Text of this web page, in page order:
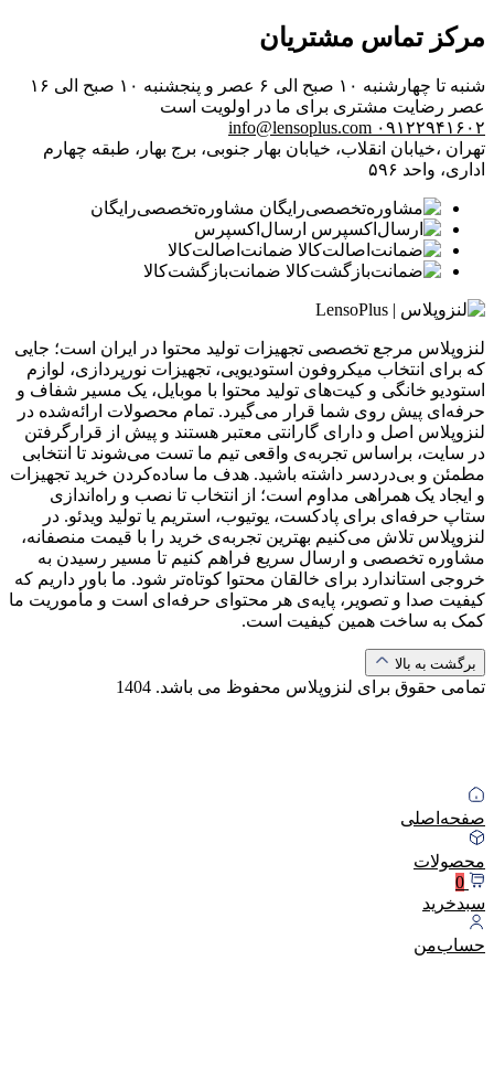
مرکز تماس مشتریان
شنبه تا چهارشنبه ۱۰ صبح الی ۶ عصر و پنجشنبه ۱۰ صبح الی ۱۶
عصر رضایت مشتری برای ما در اولویت است
۰۹۱۲۲۹۴۱۶۰۲ info@lensoplus.com
تهران ،خیابان انقلاب، خیابان بهار جنوبی، برج بهار، طبقه چهارم
اداری، واحد ۵۹۶
مشاوره‌تخصصی‌رایگان
ارسال‌اکسپرس
ضمانت‌اصالت‌کالا
ضمانت‌بازگشت‌کالا
لنزوپلاس مرجع تخصصی تجهیزات تولید محتوا در ایران است؛ جایی
که برای انتخاب میکروفون استودیویی، تجهیزات نورپردازی، لوازم
استودیو خانگی و کیت‌های تولید محتوا با موبایل، یک مسیر شفاف و
حرفه‌ای پیش روی شما قرار می‌گیرد. تمام محصولات ارائه‌شده در
لنزوپلاس اصل و دارای گارانتی معتبر هستند و پیش از قرارگرفتن
در سایت، براساس تجربه‌ی واقعی تیم ما تست می‌شوند تا انتخابی
مطمئن و بی‌دردسر داشته باشید. هدف ما ساده‌کردن خرید تجهیزات
و ایجاد یک همراهی مداوم است؛ از انتخاب تا نصب و راه‌اندازی
ستاپ حرفه‌ای برای پادکست، یوتیوب، استریم یا تولید ویدئو. در
لنزوپلاس تلاش می‌کنیم بهترین تجربه‌ی خرید را با قیمت منصفانه،
مشاوره تخصصی و ارسال سریع فراهم کنیم تا مسیر رسیدن به
خروجی استاندارد برای خالقان محتوا کوتاه‌تر شود. ما باور داریم که
کیفیت صدا و تصویر، پایه‌ی هر محتوای حرفه‌ای است و مأموریت ما
کمک به ساخت همین کیفیت است.
برگشت به بالا
تمامی حقوق برای لنزوپلاس محفوظ می باشد. 1404
صفحه‌اصلی
محصولات
0
سبد‌خرید
حساب‌من